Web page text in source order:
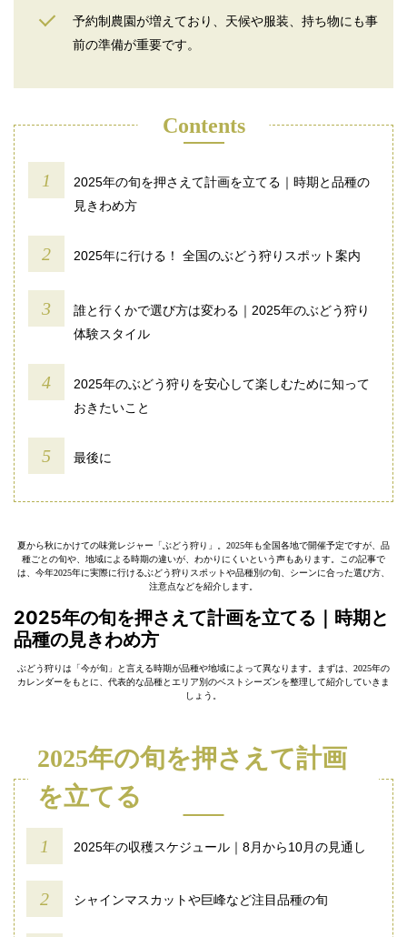
予約制農園が増えており、天候や服装、持ち物にも事
前の準備が重要です。
Contents
2025年の旬を押さえて計画を立てる｜時期と品種の
見きわめ方
2025年に行ける！ 全国のぶどう狩りスポット案内
誰と行くかで選び方は変わる｜2025年のぶどう狩り
体験スタイル
2025年のぶどう狩りを安心して楽しむために知って
おきたいこと
最後に
夏から秋にかけての味覚レジャー「ぶどう狩り」。2025年も全国各地で開催予定ですが、品
種ごとの旬や、地域による時期の違いが、わかりにくいという声もあります。この記事で
は、今年2025年に実際に行けるぶどう狩りスポットや品種別の旬、シーンに合った選び方、
注意点などを紹介します。
2025年の旬を押さえて計画を立てる｜時期と
品種の見きわめ方
ぶどう狩りは「今が旬」と言える時期が品種や地域によって異なります。まずは、2025年の
カレンダーをもとに、代表的な品種とエリア別のベストシーズンを整理して紹介していきま
しょう。
2025年の旬を押さえて計画
を立てる
2025年の収穫スケジュール｜8月から10月の見通し
シャインマスカットや巨峰など注目品種の旬